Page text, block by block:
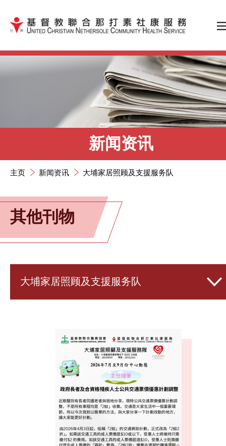
跳到内容（按输入键）
新闻资讯
主页 新闻资讯 大埔家居照顾及支援服务队
其他刊物
大埔家居照顾及支援服务队